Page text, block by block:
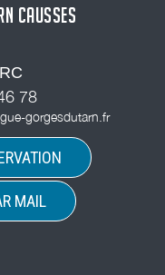
CAUSSES
78
gorgesdutarn.fr
MAIL